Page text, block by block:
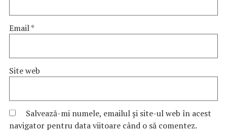
Email*
Site web
Salvează-mi numele, emailul și site-ul web în acest
navigator pentru data viitoare când o să comentez.